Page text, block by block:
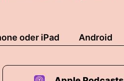
oder iPad Android